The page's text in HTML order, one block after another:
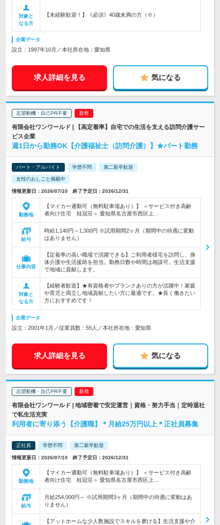
対象と
なる方
【未経験歓迎！】《必須》40歳未満の方（※）
企業データ
設立：1997年10月／本社所在地：愛知県
求人詳細を見る 気になる
志望動機・自己PR不要
有限会社ワンワールド | 【高定着率】自宅での生活を支える訪問介護サー
ビス企業
週1日から勤務OK【介護福祉士（訪問介護）】★パート勤務
パート・アルバイト 学歴不問 第二新卒歓迎
女性のおしごと掲載中
情報更新日：2026/07/10 終了予定日：2026/12/31
勤務地
【マイカー通勤可（無料駐車場あり）】 ＜サービス付き高齢
者向け住宅 桂冠荘＞ 愛知県名古屋市西区上…
給与
時給1,140円～1,300円 ※試用期間2ヶ月（期間中の待遇に変動
はありません）
仕事内容
【定着率の高い職場で活躍できる】ご利用者様宅を訪問し、身
体介護や生活援助を担当。勤務日数や時間は相談可。生活支援
で地域に貢献します。
対象と
なる方
【経験者歓迎】★有資格者やブランクありの方が活躍中！家庭
や育児と両立し地域貢献したい方に最適です。★長く働きたい
方におすすめです！
企業データ
設立：2001年1月／従業員数：55人／本社所在地：愛知県
求人詳細を見る 気になる
志望動機・自己PR不要
有限会社ワンワールド | 地域密着で安定運営｜資格・努力手当｜定時退社
で私生活充実
利用者に寄り添う【介護職】＊月給25万円以上＊正社員募集
正社員 学歴不問 第二新卒歓迎
情報更新日：2026/07/10 終了予定日：2026/12/31
勤務地
【マイカー通勤可（無料駐車場あり）】 ＜サービス付き高齢
者向け住宅 桂冠荘＞ 愛知県名古屋市西区上…
給与
月給254,000円～ ※試用期間3ヶ月（期間中の待遇に変動はあ
りません）
【アットホームな少人数施設でスキルを磨ける】生活支援や介